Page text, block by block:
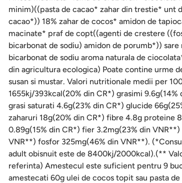
minim)((pasta de cacao* zahar din trestie* unt
cacao*)) 18% zahar de cocos* amidon de
macinate* praf de copt((agenti de crestere
bicarbonat de sodiu) amidon de porumb*)) sare
bicarbonat de sodiu aroma naturala de
din agricultura ecologica) Poate contine urme
susan si mustar. Valori nutritionale medii per
1655kj/393kcal(20% din CR*) grasimi 9.6g(14%
grasi saturati 4.6g(23% din CR*) glucide
zaharuri 18g(20% din CR*) fibre 4.8g proteine
0.89g(15% din CR*) fier 3.2mg(23% din
VNR**) fosfor 325mg(46% din VNR**).
adult obisnuit este de 8400kj/2000kcal).(**
referinta) Amestecul este suficient pentru 9
amestecati 60g ulei de cocos topit sau pasta